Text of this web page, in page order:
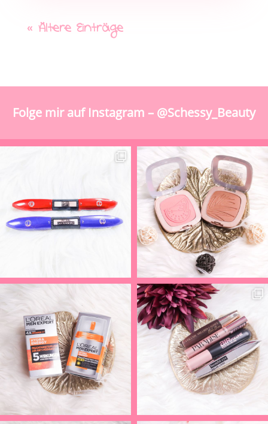
« Ältere Einträge
Folge mir auf Instagram – @Schessy_Beauty